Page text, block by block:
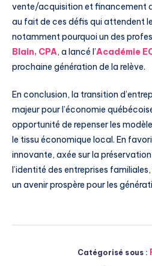
vente/acquisition et financement
au fait de ces défis qui attendent
notamment pourquoi un des
Blain, CPA, a lancé l’Académie
prochaine génération de la relève.
En conclusion, la transition
majeur pour l’économie
opportunité de repenser les
le tissu économique local. En
innovante, axée sur la
l’identité des entreprises
un avenir prospère pour les
Catégorisé sous :